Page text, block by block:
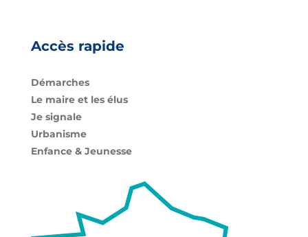
Accès rapide
Démarches
Le maire et les élus
Je signale
Urbanisme
Enfance & Jeunesse